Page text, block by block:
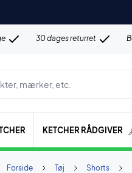
30 dages returret
mærker etc.
KETCHER RÅDGIVER
Shorts
Tøj
Forside